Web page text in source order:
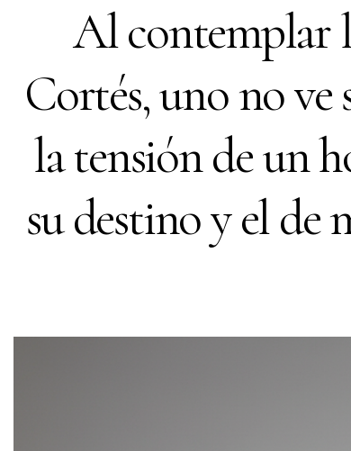
Al contemplar
Cortés, uno no ve
la tensión de un
su destino y el de